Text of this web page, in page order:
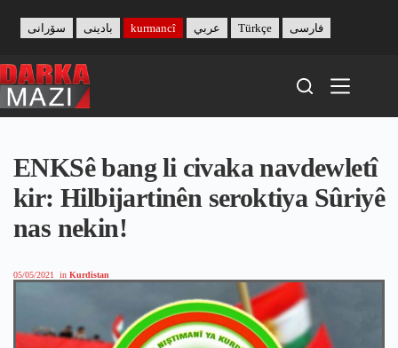
content
بادینی سۆرانی kurmancî عربي Türkçe فارسی
ENKSê bang li civaka navdewletî
kir: Hilbijartinên seroktiya Sûriyê
nas nekin!
05/05/2021 in Kurdistan